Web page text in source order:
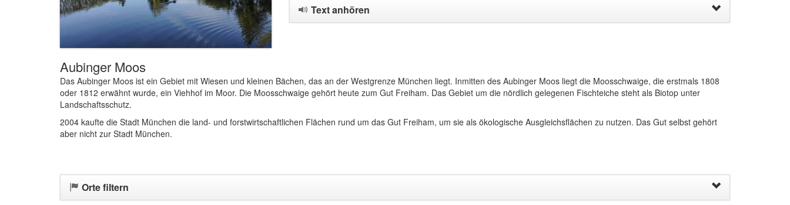
Text anhören
Aubinger Moos
Das Aubinger Moos ist ein Gebiet mit Wiesen und kleinen Bächen, das an der Westgrenze München liegt. Inmitten des Aubinger Moos liegt die Moosschwaige, die erstmals 1808
oder 1812 erwähnt wurde, ein Viehhof im Moor. Die Moosschwaige gehört heute zum Gut Freiham. Das Gebiet um die nördlich gelegenen Fischteiche steht als Biotop unter
Landschaftsschutz.
2004 kaufte die Stadt München die land- und forstwirtschaftlichen Flächen rund um das Gut Freiham, um sie als ökologische Ausgleichsflächen zu nutzen. Das Gut selbst gehört
aber nicht zur Stadt München.
Orte filtern